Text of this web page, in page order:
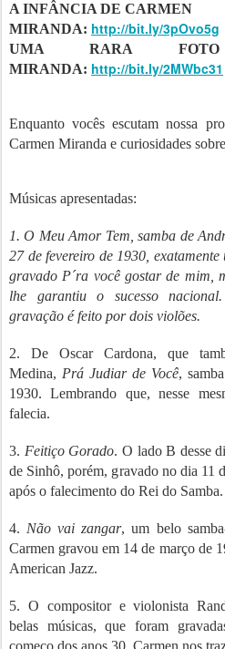
A INFÂNCIA DE CARMEN
MIRANDA: http://bit.ly/3pOvo5g
UMA RARA
MIRANDA: http://bit.ly/2MWbc31
Enquanto vocês escutam nossa
Carmen Miranda e curiosidades
Músicas apresentadas:
1. O Meu Amor Tem, samba de
27 de fevereiro de 1930,
gravado P´ra você gostar de mim ,
lhe garantiu o sucesso
gravação é feito por dois violões.
2. De Oscar Cardona, que
Medina, Prá Judiar de Você,
1930. Lembrando que, nesse
falecia.
3. Feitiço Gorado. O lado B desse
de Sinhô, porém, gravado no dia 11
após o falecimento do Rei do Samba.
4. Não vai zangar, um belo
Carmen gravou em 14 de março de
American Jazz.
5. O compositor e violonista
belas músicas, que foram
começo dos anos 30. Carmen nos